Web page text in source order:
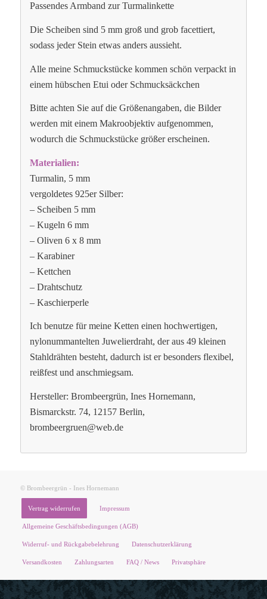
Passendes Armband zur Turmalinkette
Die Scheiben sind 5 mm groß und grob facettiert,
sodass jeder Stein etwas anders aussieht.
Alle meine Schmuckstücke kommen schön verpackt in
einem hübschen Etui oder Schmucksäckchen
Bitte achten Sie auf die Größenangaben, die Bilder
werden mit einem Makroobjektiv aufgenommen,
wodurch die Schmuckstücke größer erscheinen.
Materialien:
Turmalin, 5 mm
vergoldetes 925er Silber:
– Scheiben 5 mm
– Kugeln 6 mm
– Oliven 6 x 8 mm
– Karabiner
– Kettchen
– Drahtschutz
– Kaschierperle
Ich benutze für meine Ketten einen hochwertigen,
nylonummantelten Juwelierdraht, der aus 49 kleinen
Stahldrähten besteht, dadurch ist er besonders flexibel,
reißfest und anschmiegsam.
Hersteller: Brombeergrün, Ines Hornemann,
Bismarckstr. 74, 12157 Berlin,
brombeergruen@web.de
© Brombeergrün - Ines Hornemann
Vertrag widerrufen Impressum
Allgemeine Geschäftsbedingungen (AGB)
Widerruf- und Rückgabebelehrung Datenschutzerklärung
Versandkosten Zahlungsarten FAQ / News Privatsphäre
X
Schön, dass Sie mich gefunden haben!